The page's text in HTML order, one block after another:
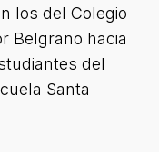
los del Colegio
Belgrano hacia
del
Santa